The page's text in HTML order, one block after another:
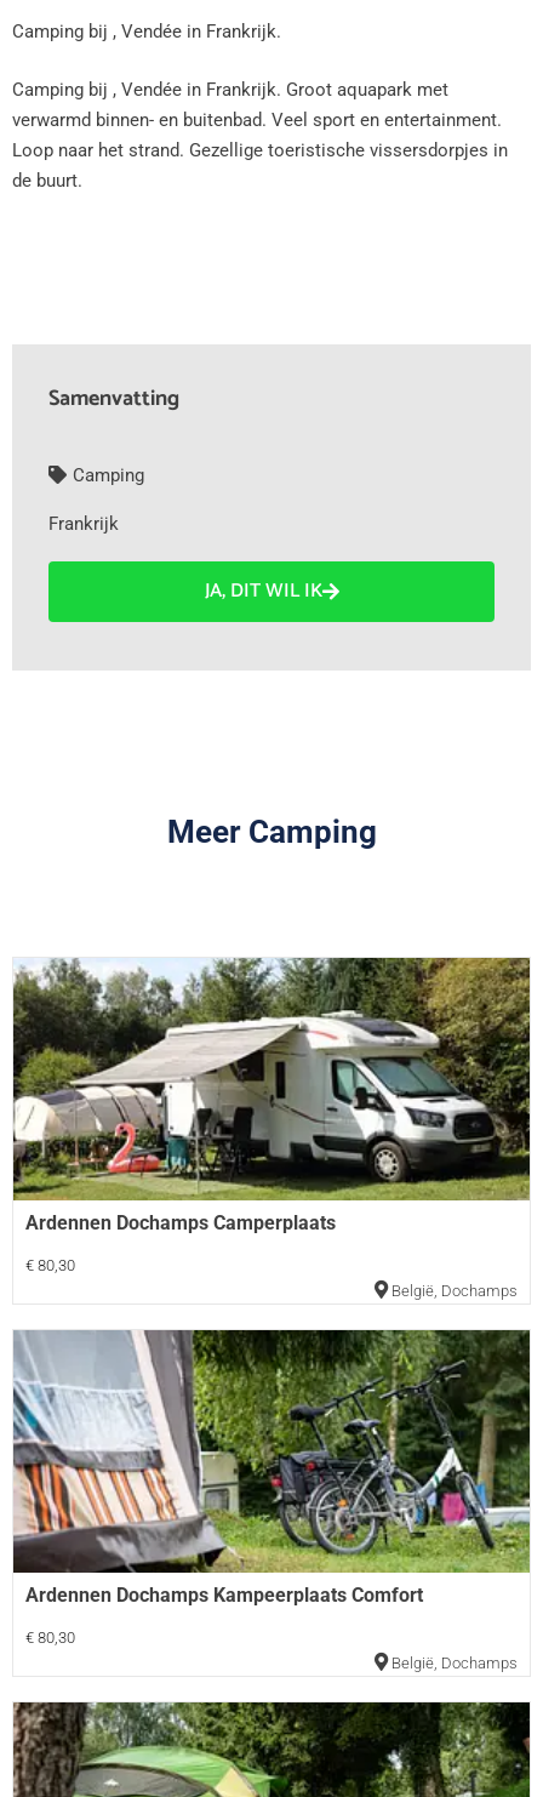
Camping bij , Vendée in Frankrijk.
Camping bij , Vendée in Frankrijk. Groot aquapark met
verwarmd binnen- en buitenbad. Veel sport en entertainment.
Loop naar het strand. Gezellige toeristische vissersdorpjes in
de buurt.
Samenvatting
Camping
Frankrijk
JA, DIT WIL IK
Meer Camping
Ardennen Dochamps Camperplaats
€ 80,30
België, Dochamps
Ardennen Dochamps Kampeerplaats Comfort
€ 80,30
België, Dochamps